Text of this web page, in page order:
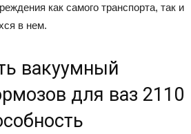
как самого транспорта, так и
в нем.
вакуумный
для ваз 2110